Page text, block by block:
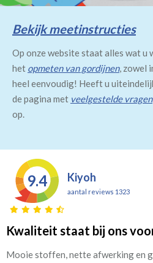
Bekijk meetinstructies
Op onze website staat alles wat u
het opmeten van gordijnen, zowel
heel eenvoudig! Heeft u
de pagina met veelgestelde vragen
op.
9.4 Kiyoh
aantal reviews 1323
Kwaliteit staat bij ons
Mooie stoffen, nette afwerking en